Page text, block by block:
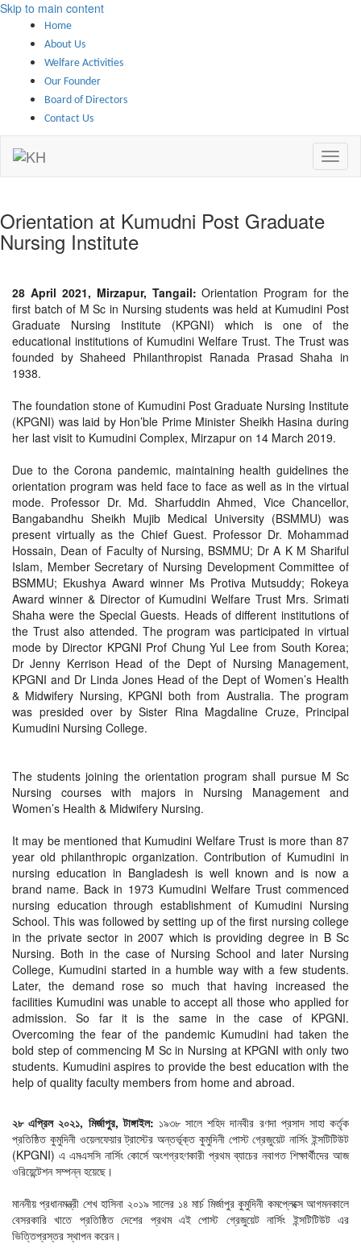
Skip to main content
Home
About Us
Welfare Activities
Our Founder
Board of Directors
Contact Us
Orientation at Kumudni Post Graduate
Nursing Institute
28 April 2021, Mirzapur, Tangail: Orientation Program for the
first batch of M Sc in Nursing students was held at Kumudini Post
Graduate Nursing Institute (KPGNI) which is one of the
educational institutions of Kumudini Welfare Trust. The Trust was
founded by Shaheed Philanthropist Ranada Prasad Shaha in
1938.
The foundation stone of Kumudini Post Graduate Nursing Institute
(KPGNI) was laid by Hon’ble Prime Minister Sheikh Hasina during
her last visit to Kumudini Complex, Mirzapur on 14 March 2019.
Due to the Corona pandemic, maintaining health guidelines the
orientation program was held face to face as well as in the virtual
mode. Professor Dr. Md. Sharfuddin Ahmed, Vice Chancellor,
Bangabandhu Sheikh Mujib Medical University (BSMMU) was
present virtually as the Chief Guest. Professor Dr. Mohammad
Hossain, Dean of Faculty of Nursing, BSMMU; Dr A K M Shariful
Islam, Member Secretary of Nursing Development Committee of
BSMMU; Ekushya Award winner Ms Protiva Mutsuddy; Rokeya
Award winner & Director of Kumudini Welfare Trust Mrs. Srimati
Shaha were the Special Guests. Heads of different institutions of
the Trust also attended. The program was participated in virtual
mode by Director KPGNI Prof Chung Yul Lee from South Korea;
Dr Jenny Kerrison Head of the Dept of Nursing Management,
KPGNI and Dr Linda Jones Head of the Dept of Women’s Health
& Midwifery Nursing, KPGNI both from Australia. The program
was presided over by Sister Rina Magdaline Cruze, Principal
Kumudini Nursing College.
The students joining the orientation program shall pursue M Sc
Nursing courses with majors in Nursing Management and
Women’s Health & Midwifery Nursing.
It may be mentioned that Kumudini Welfare Trust is more than 87
year old philanthropic organization. Contribution of Kumudini in
nursing education in Bangladesh is well known and is now a
brand name. Back in 1973 Kumudini Welfare Trust commenced
nursing education through establishment of Kumudini Nursing
School. This was followed by setting up of the first nursing college
in the private sector in 2007 which is providing degree in B Sc
Nursing. Both in the case of Nursing School and later Nursing
College, Kumudini started in a humble way with a few students.
Later, the demand rose so much that having increased the
facilities Kumudini was unable to accept all those who applied for
admission. So far it is the same in the case of KPGNI.
Overcoming the fear of the pandemic Kumudini had taken the
bold step of commencing M Sc in Nursing at KPGNI with only two
students. Kumudini aspires to provide the best education with the
help of quality faculty members from home and abroad.
২৮ এপ্রিল ২০২১, মির্জাপুর, টাঙ্গাইল: ১৯৩৮ সালে শহিদ দানবীর রণদা প্রসাদ সাহা কর্তৃক
প্রতিষ্ঠিত কুমুদিনী ওয়েলফেয়ার ট্রাস্টের অন্তর্ভূক্ত কুমুদিনী পোস্ট গ্রেজুয়েট নার্সিং ইন্সটিটিউট
(KPGNI) এ এমএসসি নার্সিং কোর্সে অংশগ্রহণকারী প্রথম ব্যাচের নবাগত শিক্ষার্থীদের আজ
ওরিয়েন্টেশন সম্পন্ন হয়েছে।
মাননীয় প্রধানমন্ত্রী শেখ হাসিনা ২০১৯ সালের ১৪ মার্চ মির্জাপুর কুমুদিনী কমপ্লেক্সে আগমনকালে
বেসরকারি খাতে প্রতিষ্ঠিত দেশের প্রথম এই পোস্ট গ্রেজুয়েট নার্সিং ইন্সটিটিউট এর
ভিত্তিপ্রস্তর স্থাপন করেন।